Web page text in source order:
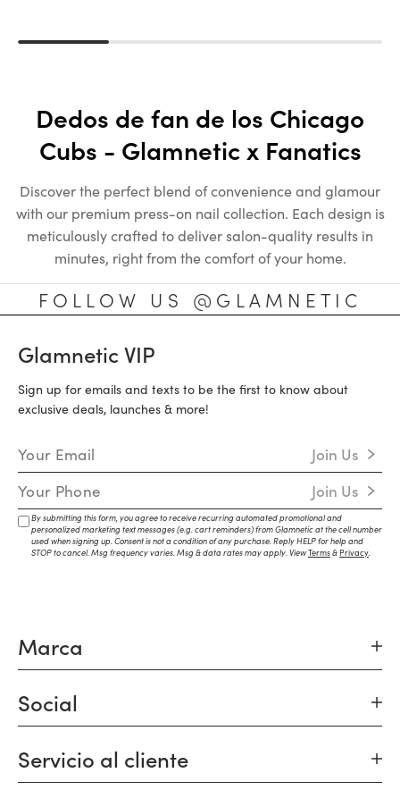
Dedos de fan de los Chicago
Cubs - Glamnetic x Fanatics
Discover the perfect blend of convenience and glamour
with our premium press-on nail collection. Each design is
meticulously crafted to deliver salon-quality results in
minutes, right from the comfort of your home.
FOLLOW US @GLAMNETIC
Glamnetic VIP
Sign up for emails and texts to be the first to know about
exclusive deals, launches & more!
Email Address Join Us
Mobile Number Join Us
By submitting this form, you agree to receive recurring automated promotional and
personalized marketing text messages (e.g. cart reminders) from Glamnetic at the cell number
used when signing up. Consent is not a condition of any purchase. Reply HELP for help and
STOP to cancel. Msg frequency varies. Msg & data rates may apply. ViewTerms&Privacy
Marca
Social
Servicio al cliente